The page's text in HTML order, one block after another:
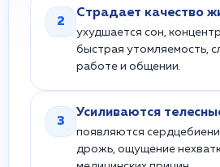
2
Страдает качество
ухудшается сон,
быстрая утомляемость,
работе и общении.
3
Усиливаются
появляются
дрожь, ощущение